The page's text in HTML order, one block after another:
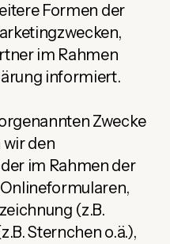
Formen der
im Rahmen
informiert.
Zwecke
den
im Rahmen der
(z.B.
Sternchen o.ä.),